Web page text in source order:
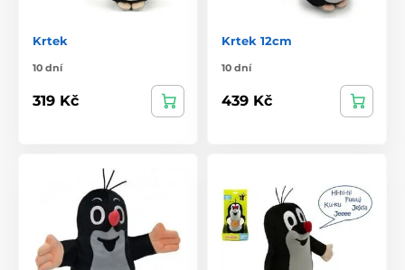
Krtek
10 dní
319 Kč
Krtek 12cm
10 dní
439 Kč